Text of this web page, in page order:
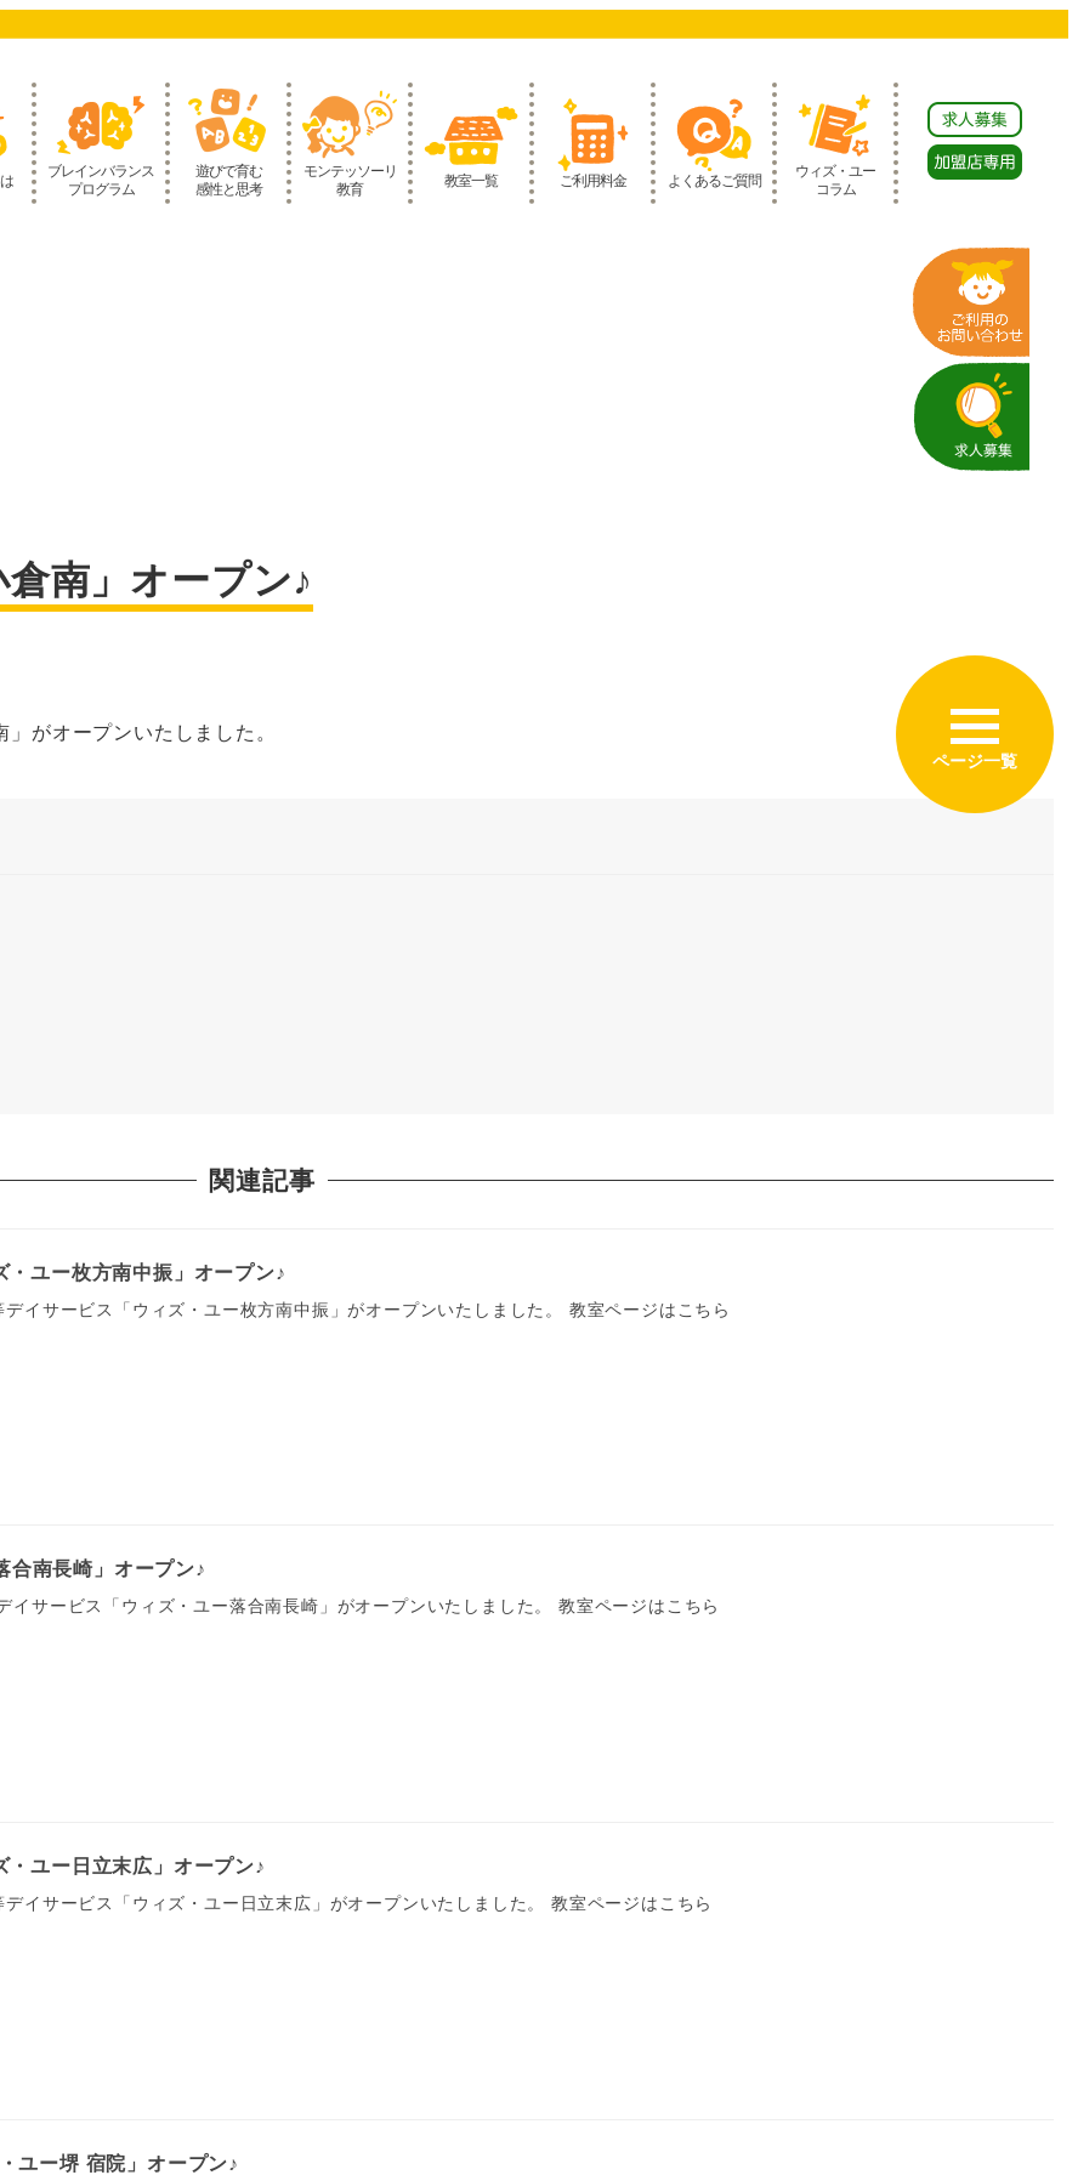
ブレインバランス
プログラム
遊びで育む
感性と思考
モンテッソーリ
教育
教室一覧 ご利用料金 よくあるご質問
ウィズ・ユー
コラム
南」オープン♪
がオープンいたしました。
関連記事
ユー枚方南中振」オープン♪
イサービス「ウィズ・ユー枚方南中振」がオープンいたしました。 教室ページはこちら
合南長崎」オープン♪
イサービス「ウィズ・ユー落合南長崎」がオープンいたしました。 教室ページはこちら
ユー日立末広」オープン♪
イサービス「ウィズ・ユー日立末広」がオープンいたしました。 教室ページはこちら
ユー堺 宿院」オープン♪